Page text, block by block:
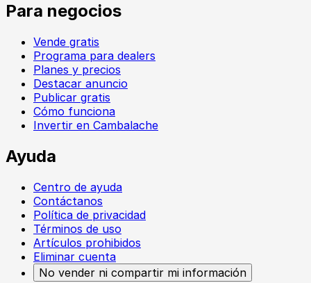
Para negocios
Vende gratis
Programa para dealers
Planes y precios
Destacar anuncio
Publicar gratis
Cómo funciona
Invertir en Cambalache
Ayuda
Centro de ayuda
Contáctanos
Política de privacidad
Términos de uso
Artículos prohibidos
Eliminar cuenta
No vender ni compartir mi información